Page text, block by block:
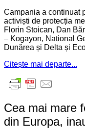
Campania a continuat
activiști de protecția
Florin Stoican, Dan
– Kogayon, National
Dunărea și Delta și
Citește mai departe...
Cea mai mare
din Europa,